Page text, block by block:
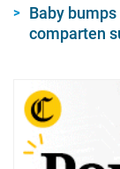
Baby
comparten